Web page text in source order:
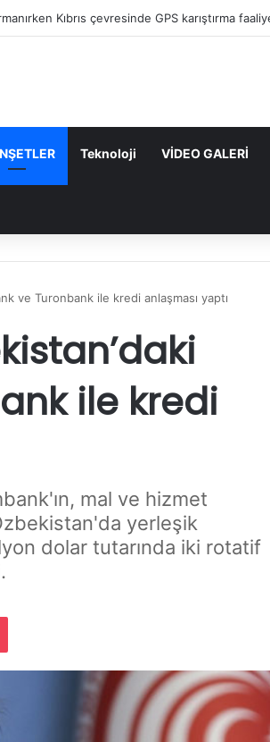
Sonra Hedef “Siber Vatan”
Teknoloji VİDEO GALERİ
ve Turonbank ile kredi anlaşması yaptı
ile kredi
mal ve hizmet
yerleşik
dolar tutarında iki rotatif
Pocket